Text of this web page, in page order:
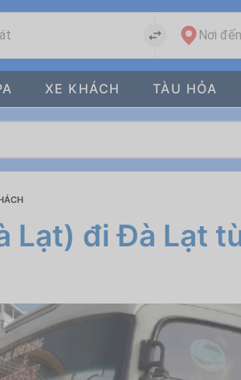
Nơi đến
XE KHÁCH TÀU HỎA
Lạt) đi Đà Lạt